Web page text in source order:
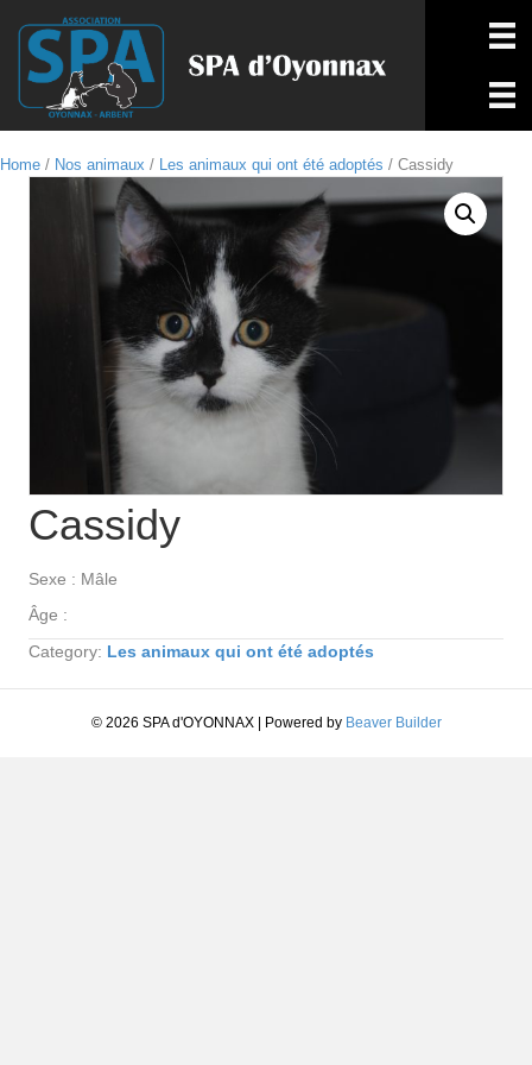
Home / Nos animaux / Les animaux qui ont été adoptés / Cassidy
Cassidy
Sexe : Mâle
Âge :
Category: Les animaux qui ont été adoptés
© 2026 SPA d'OYONNAX | Powered by Beaver Builder